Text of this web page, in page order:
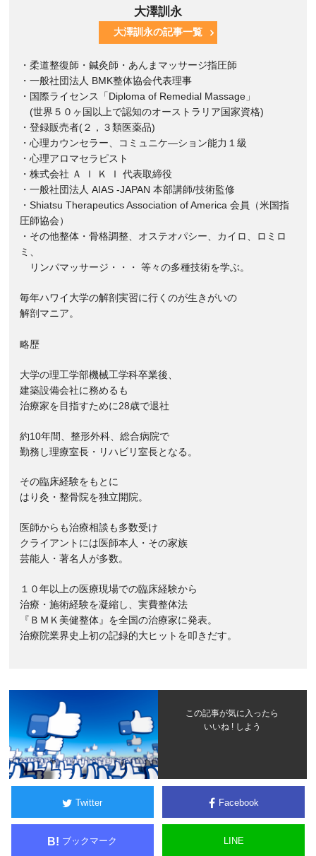
大澤訓永
大澤訓永の記事一覧
・柔道整復師・鍼灸師・あんまマッサージ指圧師
・一般社団法人 BMK整体協会代表理事
・国際ライセンス「Diploma of Remedial Massage」
(世界５０ヶ国以上で認知のオーストラリア国家資格)
・登録販売者(２，３類医薬品)
・心理カウンセラー、コミュニケ―ション能力１級
・心理アロマセラピスト
・株式会社 Ａ Ｉ Ｋ Ｉ 代表取締役
・一般社団法人 AIAS -JAPAN 本部講師/技術監修
・Shiatsu Therapeutics Association of America 会員（米国指
圧師協会）
・その他整体・骨格調整、オステオパシー、カイロ、ロミロ
ミ、
リンパマッサージ・・・ 等々の多種技術を学ぶ。
毎年ハワイ大学の解剖実習に行くのが生きがいの
解剖マニア。
略歴
大学の理工学部機械工学科卒業後、
建築設備会社に務めるも
治療家を目指すために28歳で退社
約10年間、整形外科、総合病院で
勤務し理療室長・リハビリ室長となる。
その臨床経験をもとに
はり灸・整骨院を独立開院。
医師からも治療相談も多数受け
クライアントには医師本人・その家族
芸能人・著名人が多数。
１０年以上の医療現場での臨床経験から
治療・施術経験を凝縮し、実費整体法
『ＢＭＫ美健整体』を全国の治療家に発表。
治療院業界史上初の記録的大ヒットを叩きだす。
この記事が気に入ったら
いいね ! しよう
Twitter Facebook
B! ブックマーク LINE